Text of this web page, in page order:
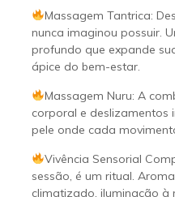
Massagem Tantrica:
nunca imaginou possuir.
profundo que expande
ápice do bem-estar.
Massagem Nuru: A
corporal e deslizamentos
pele onde cada
Vivência Sensorial
sessão, é um ritual.
climatizado, iluminação